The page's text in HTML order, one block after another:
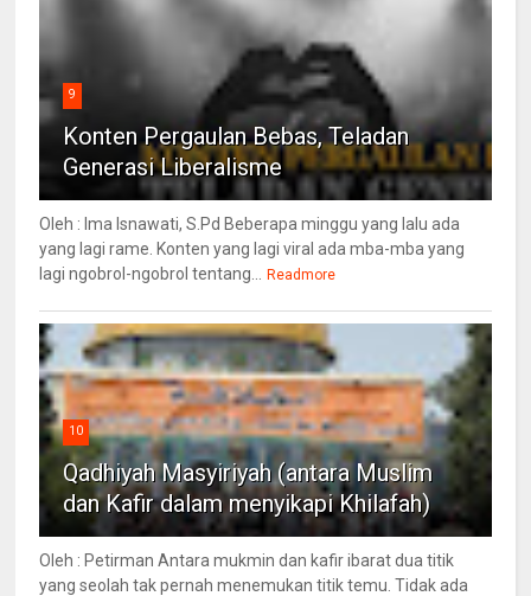
9
Konten Pergaulan Bebas, Teladan
Generasi Liberalisme
Oleh : Ima Isnawati, S.Pd Beberapa minggu yang lalu ada
yang lagi rame. Konten yang lagi viral ada mba-mba yang
lagi ngobrol-ngobrol tentang...
Readmore
10
Qadhiyah Masyiriyah (antara Muslim
dan Kafir dalam menyikapi Khilafah)
Oleh : Petirman Antara mukmin dan kafir ibarat dua titik
yang seolah tak pernah menemukan titik temu. Tidak ada